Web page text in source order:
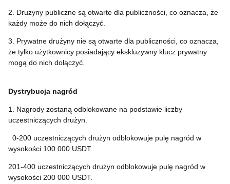
2. Drużyny publiczne są otwarte dla publiczności, co oznacza, że
każdy może do nich dołączyć.
3. Prywatne drużyny nie są otwarte dla publiczności, co oznacza,
że tylko użytkownicy posiadający ekskluzywny klucz prywatny
mogą do nich dołączyć.
Dystrybucja nagród
1. Nagrody zostaną odblokowane na podstawie liczby
uczestniczących drużyn.
0-200 uczestniczących drużyn odblokowuje pulę nagród w
wysokości 100 000 USDT.
201-400 uczestniczących drużyn odblokowuje pulę nagród w
wysokości 200 000 USDT.